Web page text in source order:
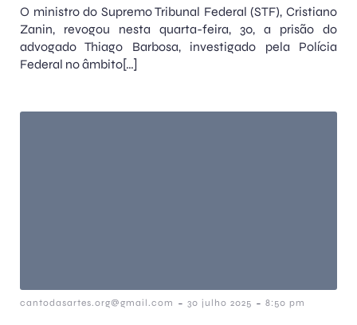
O ministro do Supremo Tribunal Federal (STF), Cristiano
Zanin, revogou nesta quarta-feira, 30, a prisão do
advogado Thiago Barbosa, investigado pela Polícia
Federal no âmbito[…]
cantodasartes.org@gmail.com - 30 julho 2025 - 8:50 pm